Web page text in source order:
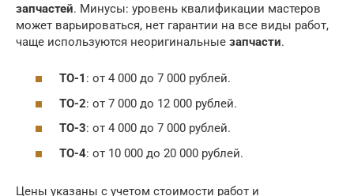
запчастей. Минусы: уровень квалификации мастеров
может варьироваться, нет гарантии на все виды работ,
чаще используются неоригинальные запчасти.
ТО-1 : от 4 000 до 7 000 рублей.
ТО-2: от 7 000 до 12 000 рублей.
ТО-3: от 4 000 до 7 000 рублей.
ТО-4: от 10 000 до 20 000 рублей.
Цены указаны с учетом стоимости работ и